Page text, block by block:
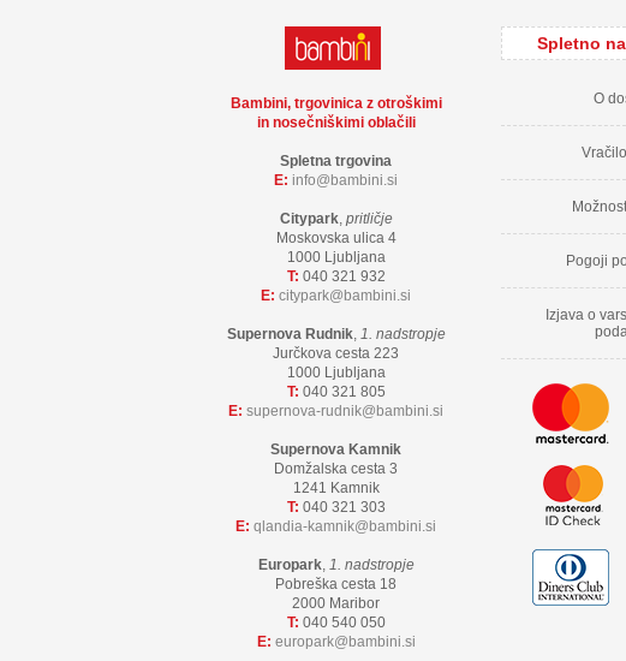
Bambini, trgovinica z otroškimi
in nosečniškimi oblačili
Spletna trgovina
E: info bambini.si
Citypark, pritličje
Moskovska ulica 4
1000 Ljubljana
T: 040 321 932
E: citypark bambini.si
Supernova Rudnik, 1. nadstropje
Jurčkova cesta 223
1000 Ljubljana
T: 040 321 805
E: supernova-rudnik bambini.si
Supernova Kamnik
Domžalska cesta 3
1241 Kamnik
T: 040 321 303
E: qlandia-kamnik bambini.si
Europark, 1. nadstropje
Pobreška cesta 18
2000 Maribor
T: 040 540 050
E: europark bambini.si
Spletno
O
Pogoji
Izjava o